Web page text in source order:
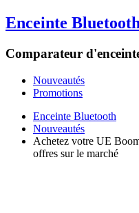
Enceinte Bluetooth
Comparateur
Nouveautés
Promotions
Enceinte Bluetooth
Nouveautés
Achetez votre UE
offres sur le marché